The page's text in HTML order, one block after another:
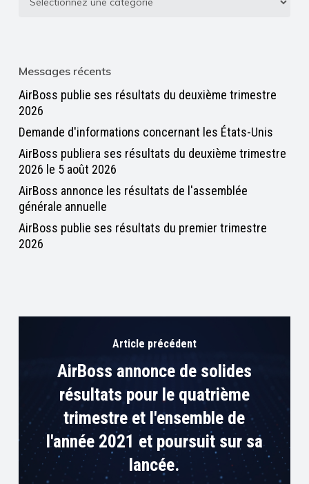
Messages récents
AirBoss publie ses résultats du deuxième trimestre
2026
Demande d'informations concernant les États-Unis
AirBoss publiera ses résultats du deuxième trimestre
2026 le 5 août 2026
AirBoss annonce les résultats de l'assemblée
générale annuelle
AirBoss publie ses résultats du premier trimestre
2026
Article précédent
AirBoss annonce de solides
résultats pour le quatrième
trimestre et l'ensemble de
l'année 2021 et poursuit sur sa
lancée.